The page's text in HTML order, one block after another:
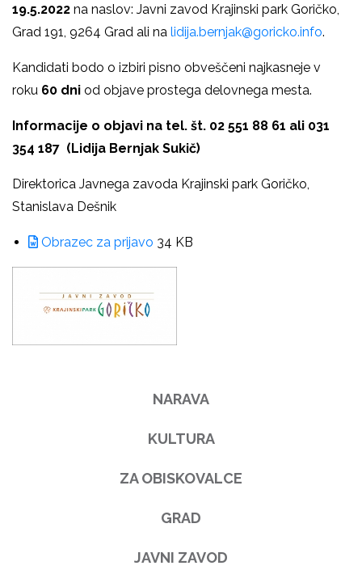
19.5.2022 na naslov: Javni zavod Krajinski park Goričko,
Grad 191, 9264 Grad ali na lidija.bernjak@goricko.info.
Kandidati bodo o izbiri pisno obveščeni najkasneje v
roku 60 dni od objave prostega delovnega mesta.
Informacije o objavi na tel. št. 02 551 88 61 ali 031
354 187 (Lidija Bernjak Sukič)
Direktorica Javnega zavoda Krajinski park Goričko,
Stanislava Dešnik
Obrazec za prijavo 34 KB
NARAVA
KULTURA
ZA OBISKOVALCE
GRAD
JAVNI ZAVOD